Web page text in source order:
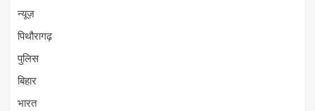
न्यूज़
पिथौरागढ़
पुलिस
बिहार
भारत